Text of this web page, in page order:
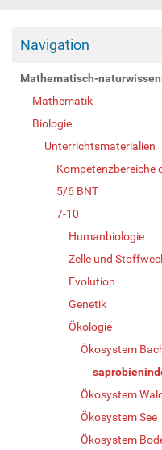
Navigation
Mathematisch-
Mathematik
Biologie
Unterrichtsmaterialien
Kompetenzbereiche
5/6 BNT
7-10
Humanbiologie
Zelle und
Evolution
Genetik
Ökologie
Ökosystem
Ökosystem Wald
Ökosystem See
Ökosystem